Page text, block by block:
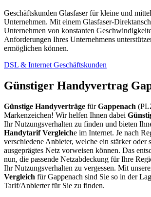
Geschäftskunden Glasfaser für kleine und
Unternehmen. Mit einem Glasfaser-
Unternehmen von konstanten
Anforderungen Ihres Unternehmens
ermöglichen können.
DSL & Internet Geschäftskunden
Günstiger Handyvertrag
Günstige Handyverträge fürGappenach
Markenzeichen! Wir helfen Ihnen dabei
Ihr Nutzungsverhalten zu finden und bieten
Handytarif Vergleiche im Internet. Je nach
verschiedene Anbieter, welche ein stärker oder
ausgeprägtes Netz vorweisen können. Das
nun, die passende Netzabdeckung für Ihre
Ihr Nutzungsverhalten zu vergessen. Mit
Vergleich für Gappenach sind Sie so in der
Tarif/Anbierter für Sie zu finden.